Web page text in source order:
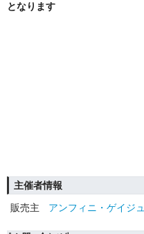
となります
主催者情報
販売主
アンフィニ・ゲイジ